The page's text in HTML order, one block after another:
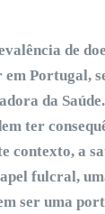
de
Portugal,
da
ter
contexto, a
fulcral,
ser uma